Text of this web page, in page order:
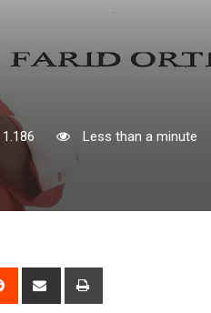
1.186 Less than a minute
Reddit
Share